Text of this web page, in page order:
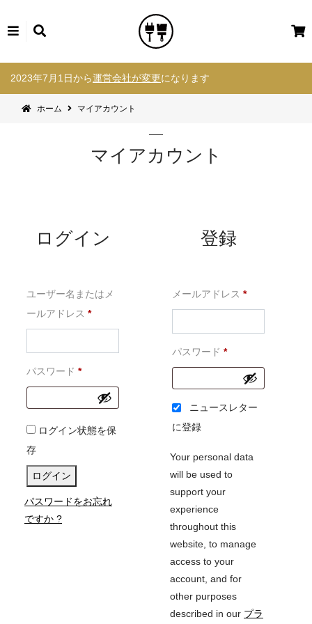
カ
2023年7月1日から運営会社が変更になります
ホーム マイアカウント
マイアカウント
ログイン
ユーザー名またはメ
ールアドレス *必
須
パスワード *必
須
ログイン状態を保
存
ログイン
パスワードをお忘れ
ですか ?
登録
メールアドレス *必
須
パスワード *必
須
ニュースレター
に登録
Your personal data
will be used to
support your
experience
throughout this
website, to manage
access to your
account, and for
other purposes
described in our プラ